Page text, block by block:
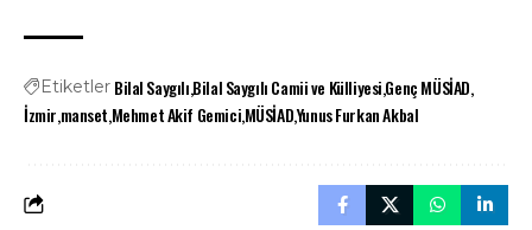
Etiketler Bilal SaygılıBilal Saygılı Camii ve KülliyesiGenç MÜSİAD
İzmirmansetMehmet Akif GemiciMÜSİADYunus Furkan Akbal